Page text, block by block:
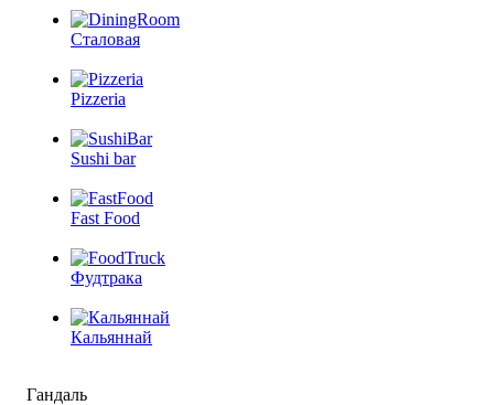
Сталовая
Pizzeria
Sushi bar
Fast Food
Фудтрака
Кальяннай
Гандаль